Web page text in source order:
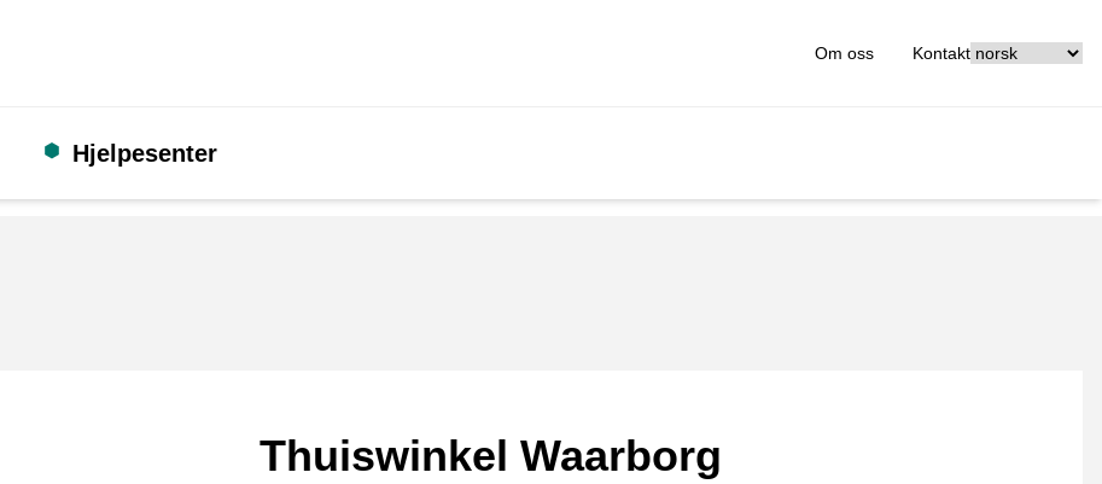
Om oss Kontakt
Hjelpesenter
Thuiswinkel Waarborg